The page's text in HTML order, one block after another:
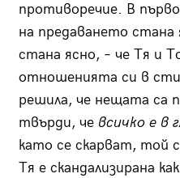
противоречие. В
на предаването стана
стана ясно, – че Тя и
отношенията си в
решила, че нещата са
твърди, че всичко е в
като се скарват, той
Тя е скандализирана